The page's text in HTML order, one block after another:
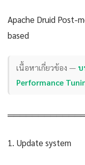
Apache Druid Post-
based
เนื้อหาเกี่ยวข้อง — บ
Performance
1. Update system